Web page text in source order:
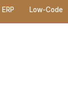
ERP Low-Code